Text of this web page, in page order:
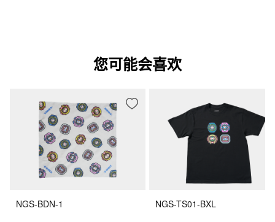
您可能会喜欢
NGS-BDN-1 NGS-TS01-BXL